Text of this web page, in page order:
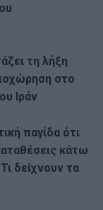
τη λήξη
στο
Ιράν
παγίδα ότι
κάτω
δείχνουν τα